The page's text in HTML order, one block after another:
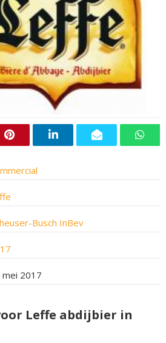
Busch InBev
mei 2017
Leffe abdijbier in